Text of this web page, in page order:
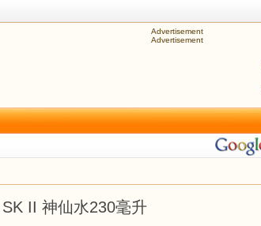
Advertisement
Advertisement
SK II 神仙水230毫升